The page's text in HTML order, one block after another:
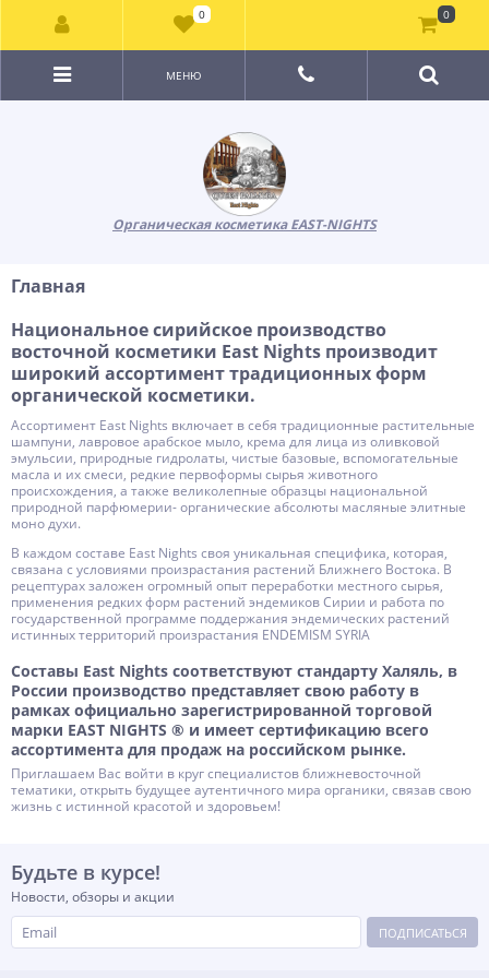
Органическая косметика EAST-NIGHTS
МЕНЮ
Главная
Национальное сирийское производство
восточной косметики East Nights производит
широкий ассортимент традиционных форм
органической косметики.
Ассортимент East Nights включает в себя традиционные растительные
шампуни, лавровое арабское мыло, крема для лица из оливковой
эмульсии, природные гидролаты, чистые базовые, вспомогательные
масла и их смеси, редкие первоформы сырья животного
происхождения, а также великолепные образцы национальной
природной парфюмерии- органические абсолюты масляные элитные
моно духи.
В каждом составе East Nights своя уникальная специфика, которая,
связана с условиями произрастания растений Ближнего Востока. В
рецептурах заложен огромный опыт переработки местного сырья,
применения редких форм растений эндемиков Сирии и работа по
государственной программе поддержания эндемических растений
истинных территорий произрастания ENDEMISM SYRIA
Составы East Nights соответствуют стандарту Халяль, в
России производство представляет свою работу в
рамках официально зарегистрированной торговой
марки EAST NIGHTS ® и имеет сертификацию всего
ассортимента для продаж на российском рынке.
Приглашаем Вас войти в круг специалистов ближневосточной
тематики, открыть будущее аутентичного мира органики, связав свою
жизнь с истинной красотой и здоровьем!
Будьте в курсе!
Новости, обзоры и акции
ПОДПИСАТЬСЯ
0 0